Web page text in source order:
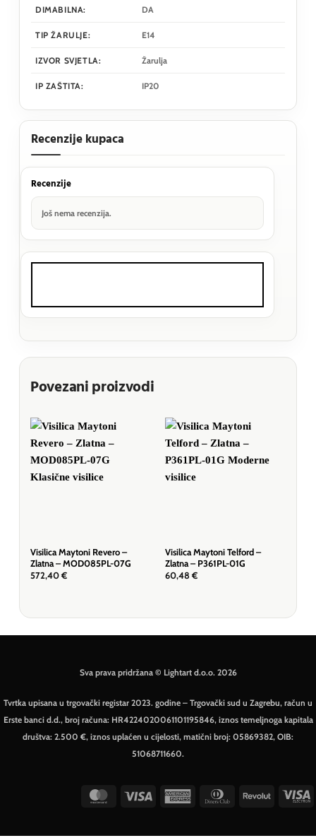
DIMABILNA: DA
TIP ŽARULJE: E14
IZVOR SVJETLA: Žarulja
IP ZAŠTITA: IP20
Recenzije kupaca
Recenzije
Još nema recenzija.
Povezani proizvodi
Visilica Maytoni Revero –
Zlatna – MOD085PL-07G
572,40 €
Visilica Maytoni Telford –
Zlatna – P361PL-01G
60,48 €
Sva prava pridržana © Lightart d.o.o. 2026
Tvrtka upisana u trgovački registar 2023. godine – Trgovački sud u Zagrebu, račun u
Erste banci d.d., broj računa: HR4224020061101195846, iznos temeljnoga kapitala
društva: 2.500 €, iznos uplaćen u cijelosti, matični broj: 05869382, OIB:
51068711660.
MasterCard
Visa
American
Dinners Revolut